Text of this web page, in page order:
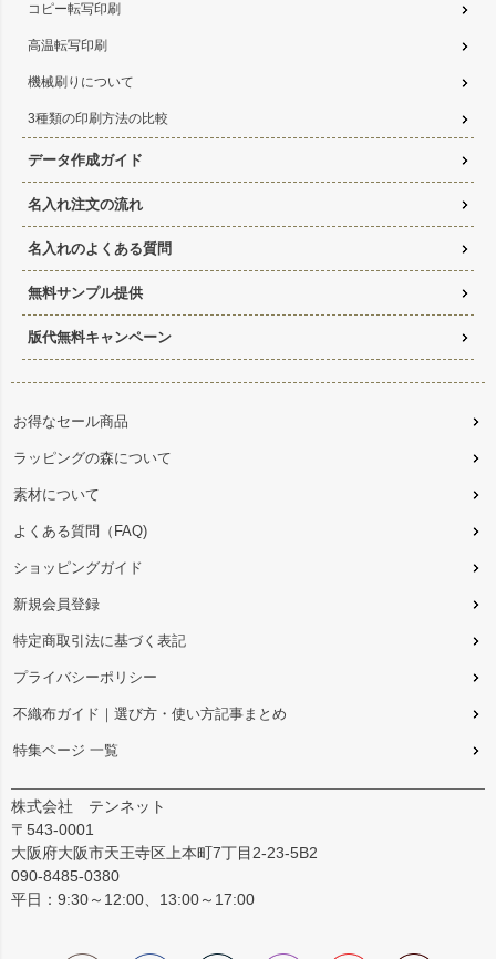
コピー転写印刷
高温転写印刷
機械刷りについて
3種類の印刷方法の比較
データ作成ガイド
名入れ注文の流れ
名入れのよくある質問
無料サンプル提供
版代無料キャンペーン
お得なセール商品
ラッピングの森について
素材について
よくある質問（FAQ)
ショッピングガイド
新規会員登録
特定商取引法に基づく表記
プライバシーポリシー
不織布ガイド｜選び方・使い方記事まとめ
特集ページ 一覧
株式会社 テンネット
〒543-0001
大阪府大阪市天王寺区上本町7丁目2-23-5B2
090-8485-0380
平日：9:30～12:00、13:00～17:00